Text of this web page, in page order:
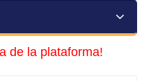
de la plataforma!